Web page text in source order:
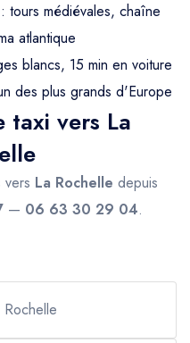
: tours médiévales, chaîne
atlantique
blancs, 15 min en voiture
des plus grands d'Europe
taxi vers La
vers La Rochelle depuis
— 06 63 30 29 04.